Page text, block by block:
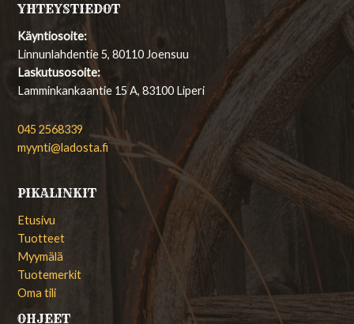
YHTEYSTIEDOT
Käyntiosoite:
Linnunlahdentie 5, 80110 Joensuu
Laskutusosoite:
Lamminkankaantie 15 A, 83100 Liperi
045 2568339
myynti@ladosta.fi
PIKALINKIT
Etusivu
Tuotteet
Myymälä
Tuotemerkit
Oma tili
OHJEET